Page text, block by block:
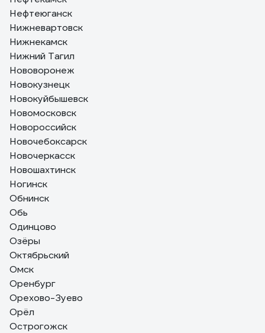
Нефтеюганск
Нижневартовск
Нижнекамск
Нижний Тагил
Нововоронеж
Новокузнецк
Новокуйбышевск
Новомосковск
Новороссийск
Новочебоксарск
Новочеркасск
Новошахтинск
Ногинск
Обнинск
Обь
Одинцово
Озёры
Октябрьский
Омск
Оренбург
Орехово-Зуево
Орёл
Острогожск